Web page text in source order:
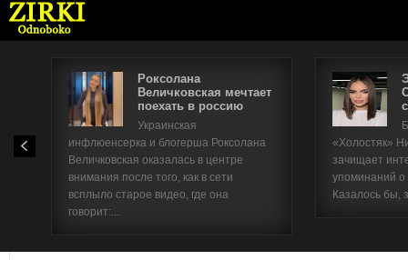
Роксолана
Величковская мечтает
поехать в россию
Украинская
инфлюенсерка и блогерша Роксолана
Величковская оказалась в центре
внимания после того, как в сети
всплыло старое видео, где она
говорит:...
«Холостяк»
зачищает
упоминаний
Казалось бы,
Имя